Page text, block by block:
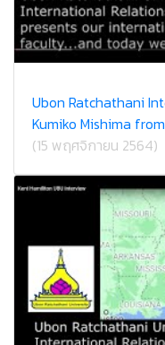
Ubon Ratchathani
Kumiko Mishima
(15 พฤศจิกายน 2564)